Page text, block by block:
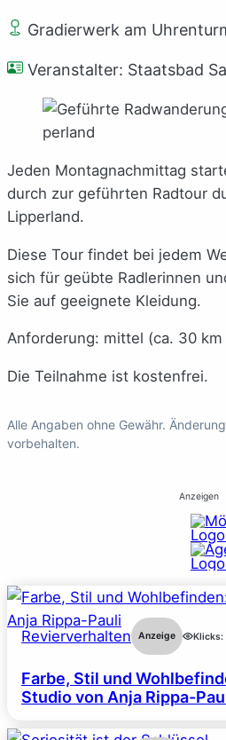
Gradierwerk am
Veranstalter: Staatsbad
Jeden Montagnachmittag
durch zur geführten Radtour
Lipperland.
Diese Tour findet bei jedem
sich für geübte Radlerinnen
Sie auf geeignete Kleidung.
Anforderung: mittel (ca. 30 km
Die Teilnahme ist kostenfrei.
Alle Angaben ohne Gewähr.
vorbehalten.
Anzeigen
Revierverhalten Anzeige Klicks:
Farbe, Stil und
Studio von Anja Rippa-